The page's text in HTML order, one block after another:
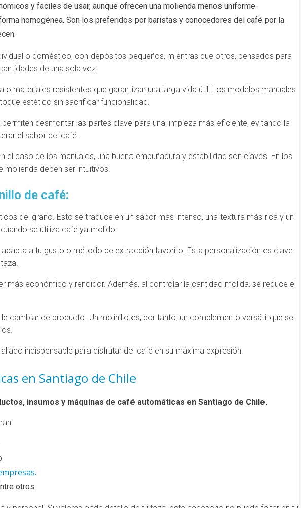
y fáciles de usar, aunque ofrecen una molienda menos uniforme.
homogénea. Son los preferidos por baristas y conocedores del café por la
o doméstico, con depósitos pequeños, mientras que otros, pensados para
de una sola vez.
materiales resistentes que garantizan una larga vida útil. Los modelos manuales
estético sin sacrificar funcionalidad.
desmontar las partes clave para una limpieza más eficiente, evitando la
el sabor del café.
caso de los manuales, una buena empuñadura y estabilidad son claves. En los
deben ser intuitivos.
de café:
del grano. Esto se traduce en un sabor más intenso, una textura más rica y un
se utiliza café ya molido.
a tu gusto o método de extracción favorito. Esta personalización es clave
más económico y rendidor. Además, al controlar la cantidad molida, se reduce el
cambiar de producto. Un molinillo es, por tanto, un complemento versátil que se
indispensable para disfrutar del café en su máxima expresión.
en Santiago de Chile
insumos y máquinas de café automáticas en Santiago de Chile.
otros.